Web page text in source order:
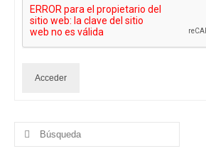
Acceder
Buscar